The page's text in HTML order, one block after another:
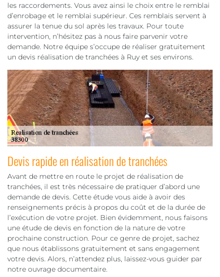
les raccordements. Vous avez ainsi le choix entre le remblai
d’enrobage et le remblai supérieur. Ces remblais servent à
assurer la tenue du sol après les travaux. Pour toute
intervention, n’hésitez pas à nous faire parvenir votre
demande. Notre équipe s’occupe de réaliser gratuitement
un devis réalisation de tranchées à Ruy et ses environs.
Devis rapide en réalisation de tranchées
Avant de mettre en route le projet de réalisation de
tranchées, il est très nécessaire de pratiquer d’abord une
demande de devis. Cette étude vous aide à avoir des
renseignements précis à propos du coût et de la durée de
l’exécution de votre projet. Bien évidemment, nous faisons
une étude de devis en fonction de la nature de votre
prochaine construction. Pour ce genre de projet, sachez
que nous établissons gratuitement et sans engagement
votre devis. Alors, n’attendez plus, laissez-vous guider par
notre ouvrage documentaire.